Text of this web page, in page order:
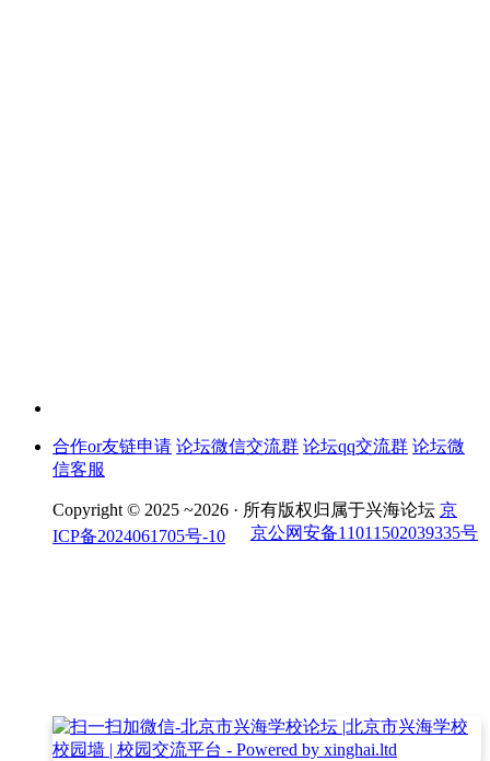
合作or友链申请 论坛微信交流群 论坛qq交流群 论坛微
信客服
Copyright © 2025 ~2026 · 所有版权归属于兴海论坛 京
ICP备2024061705号-10
京公网安备11011502039335号